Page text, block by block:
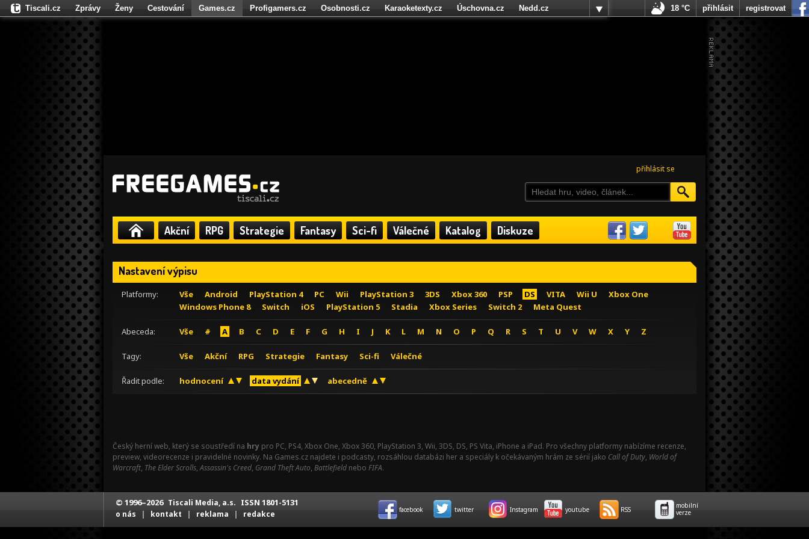
přihlásit se
Akční RPG Strategie Fantasy Sci-fi Válečné Katalog Diskuze
Nastavení výpisu
Platformy: Vše Android PlayStation 4 PC Wii PlayStation 3 3DS Xbox 360 PSP DS VITA Wii U
Xbox One
Windows Phone 8
Switch iOS PlayStation 5 Stadia Xbox Series Switch 2 Meta Quest
Abeceda: Vše # A B C D E F G H I J K L M N O P Q R S T U V W X Y Z
Tagy: Vše Akční RPG Strategie Fantasy Sci-fi Válečné
Řadit podle: hodnocení data vydání abecedně
Český herní web, který se soustředí na hry pro PC, PS4, Xbox One, Xbox 360, PlayStation 3, Wii, 3DS, DS, PS Vita, iPhone a iPad. Pro všechny platformy nabízíme recenze,
preview, videorecenze i pravidelné novinky. Na Games.cz najdete i podcasty, rozsáhlou databázi her a speciály k očekávaným hrám ze sérií jako Call of Duty, World of
Warcraft, The Elder Scrolls,Assassin's Creed, Grand Theft Auto, Battlefield nebo FIFA.
Tiscali.cz Zprávy Ženy Cestování Games.cz Profigamers.cz Osobnosti.cz Karaoketexty.cz Úschovna.cz
Nedd.cz
Fights.cz
18 °C přihlásit registrovat
© 1996–2026 Tiscali Media, a.s. ISSN 1801-5131
o nás | kontakt | reklama | redakce facebook twitter Instagram youtube RSS
mobilní
verze